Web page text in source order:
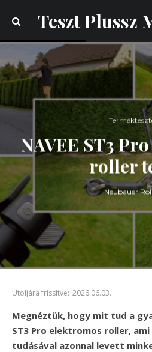
Teszt Plussz
NAVEE ST3
roller
Neubauer
Utoljára frissítve: 2026.06.03.
Megnéztük, hogy mit tud a
ST3 Pro elektromos roller, ami
tudásával azonnal levett